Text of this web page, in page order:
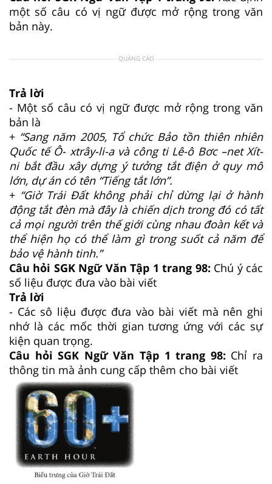
một số câu có vị ngữ được mở rộng trong văn
bản này.
QUẢNG CÁO
Trả lời
- Một số câu có vị ngữ được mở rộng trong văn
bản là
+ “Sang năm 2005, Tổ chức Bảo tồn thiên nhiên
Quốc tế Ô- xtrây-li-a và công ti Lê-ô Bơc –net Xít-
ni bắt đầu xây dựng ý tưởng tắt điện ở quy mô
lớn, dự án có tên “Tiếng tắt lớn”.
+ “Giờ Trái Đất không phải chỉ dừng lại ở hành
động tắt đèn mà đây là chiến dịch trong đó có tất
cả mọi người trên thế giới cùng nhau đoàn kết và
thể hiện họ có thể làm gì trong suốt cả năm để
bảo vệ hành tinh.”
Câu hỏi SGK Ngữ Văn Tập 1 trang 98: Chú ý các
số liệu được đưa vào bài viết
Trả lời
- Các sô liệu được đưa vào bài viết mà nên ghi
nhớ là các mốc thời gian tương ứng với các sự
kiện quan trọng.
Câu hỏi SGK Ngữ Văn Tập 1 trang 98: Chỉ ra
thông tin mà ảnh cung cấp thêm cho bài viết